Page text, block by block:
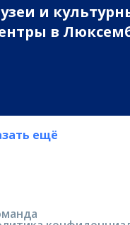
и
в
ещё